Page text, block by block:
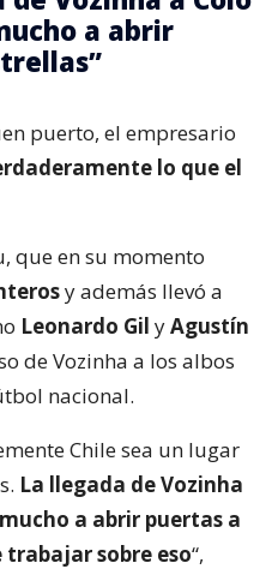
a abrir
puerto, el empresario
lo que el
que en su momento
y además llevó a
Leonardo Gil yAgustín
de Vozinha a los albos
nacional.
Chile sea un lugar
La llegada de Vozinha
a abrir puertas a
sobre eso“,